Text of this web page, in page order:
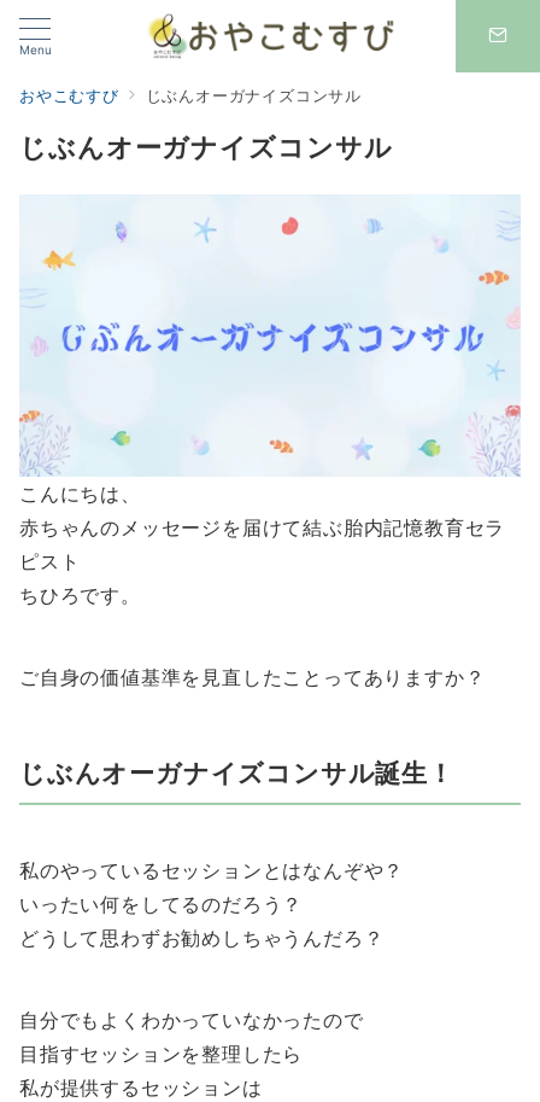
Menu
おやこむすび じぶんオーガナイズコンサル
じぶんオーガナイズコンサル
こんにちは、
赤ちゃんのメッセージを届けて結ぶ胎内記憶教育セラ
ピスト
ちひろです。
ご自身の価値基準を見直したことってありますか？
じぶんオーガナイズコンサル誕生！
私のやっているセッションとはなんぞや？
いったい何をしてるのだろう？
どうして思わずお勧めしちゃうんだろ？
自分でもよくわかっていなかったので
目指すセッションを整理したら
私が提供するセッションは